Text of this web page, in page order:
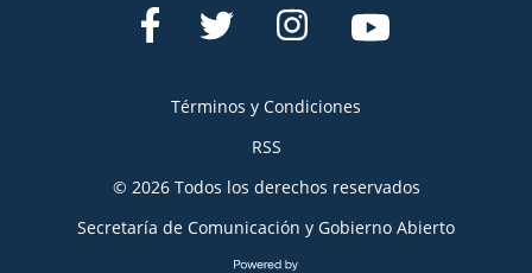
Términos y Condiciones
RSS
© 2026 Todos los derechos reservados
Secretaría de Comunicación y Gobierno Abierto